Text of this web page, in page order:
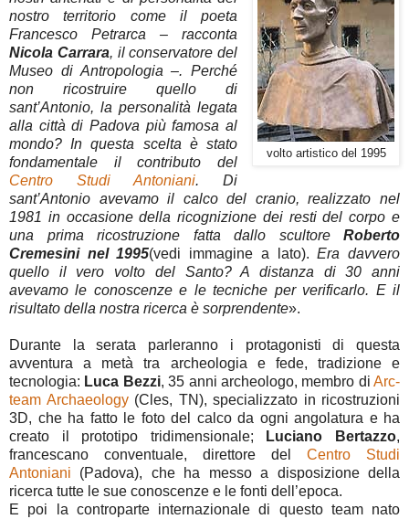
volto artistico del 1995
nostro territorio come il poeta
Francesco Petrarca – racconta
Nicola Carrara, il conservatore del
Museo di Antropologia –. Perché
non ricostruire quello di
sant’Antonio, la personalità legata
alla città di Padova più famosa al
mondo? In questa scelta è stato
fondamentale il contributo del
Centro Studi Antoniani. Di
sant’Antonio avevamo il calco del cranio, realizzato nel
1981 in occasione della ricognizione dei resti del corpo e
una prima ricostruzione fatta dallo scultore Roberto
Cremesini nel 1995(vedi immagine a lato). Era davvero
quello il vero volto del Santo? A distanza di 30 anni
avevamo le conoscenze e le tecniche per verificarlo. E il
risultato della nostra ricerca è sorprendente».
Durante la serata parleranno i protagonisti di questa
avventura a metà tra archeologia e fede, tradizione e
tecnologia: Luca Bezzi, 35 anni archeologo, membro di Arc-
team Archaeology(Cles, TN), specializzato in ricostruzioni
3D, che ha fatto le foto del calco da ogni angolatura e ha
creato il prototipo tridimensionale;
Luciano Bertazzo,
francescano conventuale, direttore del Centro Studi
Antoniani (Padova), che ha messo a disposizione della
ricerca tutte le sue conoscenze e le fonti dell’epoca.
E poi la controparte internazionale di questo team nato